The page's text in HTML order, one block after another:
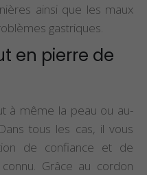
ainsi que les maux
gastriques.
en pierre de
à même la peau ou au-
tous les cas, il vous
de confiance et de
Grâce au cordon